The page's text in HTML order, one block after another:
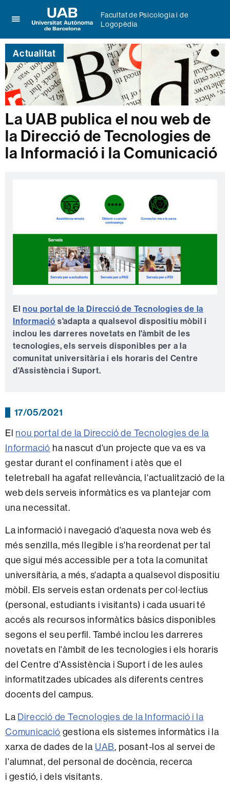
per
desplegar
el
menú
de
Facultat
de
Psicologia
i
de
Logopèdia
Universitat
Autònoma
de
Barcelona
Facultat de Psicologia i de
Logopèdia
Actualitat
La UAB publica el nou web de
la Direcció de Tecnologies de
la Informació i la Comunicació
Elnou portal de la Direcció de Tecnologies de la
Informació s'adapta a qualsevol dispositiu mòbil i
inclou les darreres novetats en l'àmbit de les
tecnologies, els serveis disponibles per a la
comunitat universitària i els horaris del Centre
d'Assistència i Suport.
17/05/2021
El nou portal de la Direcció de Tecnologies de la
Informació ha nascut d'un projecte que va es va
gestar durant el confinament i atès que el
teletreball ha agafat rellevància, l'actualització de la
web dels serveis informàtics es va plantejar com
una necessitat.
La informació i navegació d'aquesta nova web és
més senzilla, més llegible i s'ha reordenat per tal
que sigui més accessible per a tota la comunitat
universitària, a més, s'adapta a qualsevol dispositiu
mòbil. Els serveis estan ordenats per col·lectius
(personal, estudiants i visitants) i cada usuari té
accés als recursos informàtics bàsics disponibles
segons el seu perfil. També inclou les darreres
novetats en l'àmbit de les tecnologies i els horaris
del Centre d'Assistència i Suport i de les aules
informatitzades ubicades als diferents centres
docents del campus.
La Direcció de Tecnologies de la Informació i la
Comunicació gestiona els sistemes informàtics i la
xarxa de dades de la UAB, posant-los al servei de
l'alumnat, del personal de docència, recerca
i gestió, i dels visitants.